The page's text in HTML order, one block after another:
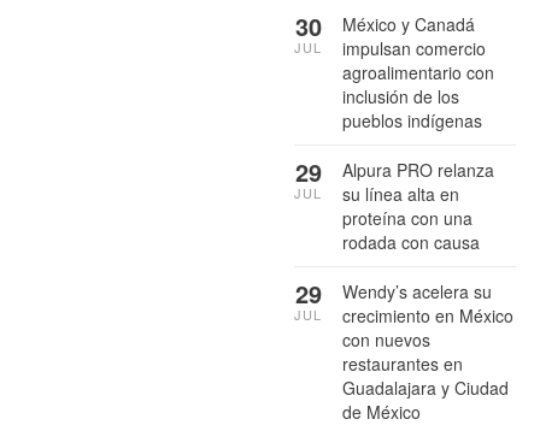
México y Canadá
impulsan comercio
agroalimentario con
inclusión de los
pueblos indígenas
30
JUL
Alpura PRO relanza
su línea alta en
proteína con una
rodada con causa
29
JUL
Wendy’s acelera su
crecimiento en México
con nuevos
restaurantes en
Guadalajara y Ciudad
de México
29
JUL